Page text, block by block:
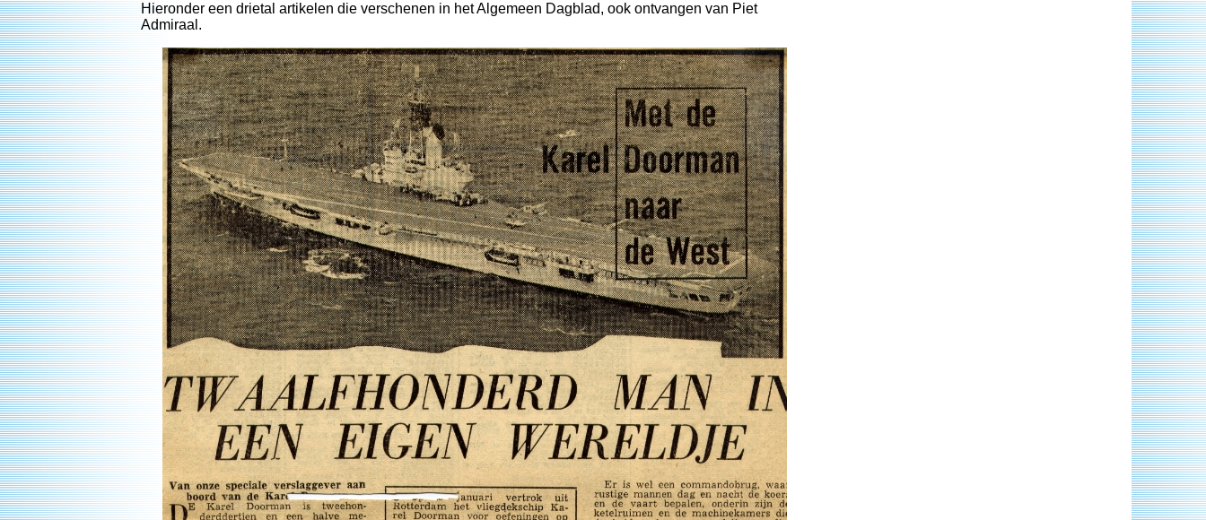
Hieronder een drietal artikelen die verschenen in het Algemeen Dagblad, ook ontvangen van Piet
Admiraal.